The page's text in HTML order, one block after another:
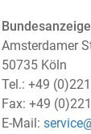
Amsterdamer
50735 Köln
Tel.: +49
Fax: +49
E-Mail: